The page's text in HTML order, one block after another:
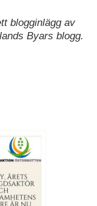
blogginlägg av
Byars blogg.